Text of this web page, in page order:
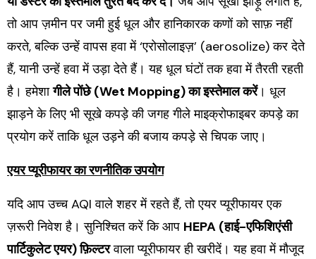
तो आप ज़मीन पर जमी हुई धूल और हानिकारक कणों को साफ़ नहीं
करते, बल्कि उन्हें वापस हवा में ‘एरोसोलाइज़’ (aerosolize) कर देते
हैं, यानी उन्हें हवा में उड़ा देते हैं। यह धूल घंटों तक हवा में तैरती रहती
है। हमेशागीले पोंछे (Wet Mopping) का इस्तेमाल करें। धूल
झाड़ने के लिए भी सूखे कपड़े की जगह गीले माइक्रोफाइबर कपड़े का
प्रयोग करें ताकि धूल उड़ने की बजाय कपड़े से चिपक जाए।
एयर प्यूरीफायर का रणनीतिक उपयोग
यदि आप उच्च AQI वाले शहर में रहते हैं, तो एयर प्यूरीफायर एक
ज़रूरी निवेश है। सुनिश्चित करें कि आप HEPA (हाई-एफिशिएंसी
पार्टिकुलेट एयर) फ़िल्टरवाला प्यूरीफायर ही खरीदें। यह हवा में मौजूद